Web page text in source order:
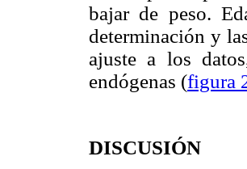
bajar de peso.
determinación y
ajuste a los
endógenas (figura
DISCUSIÓN